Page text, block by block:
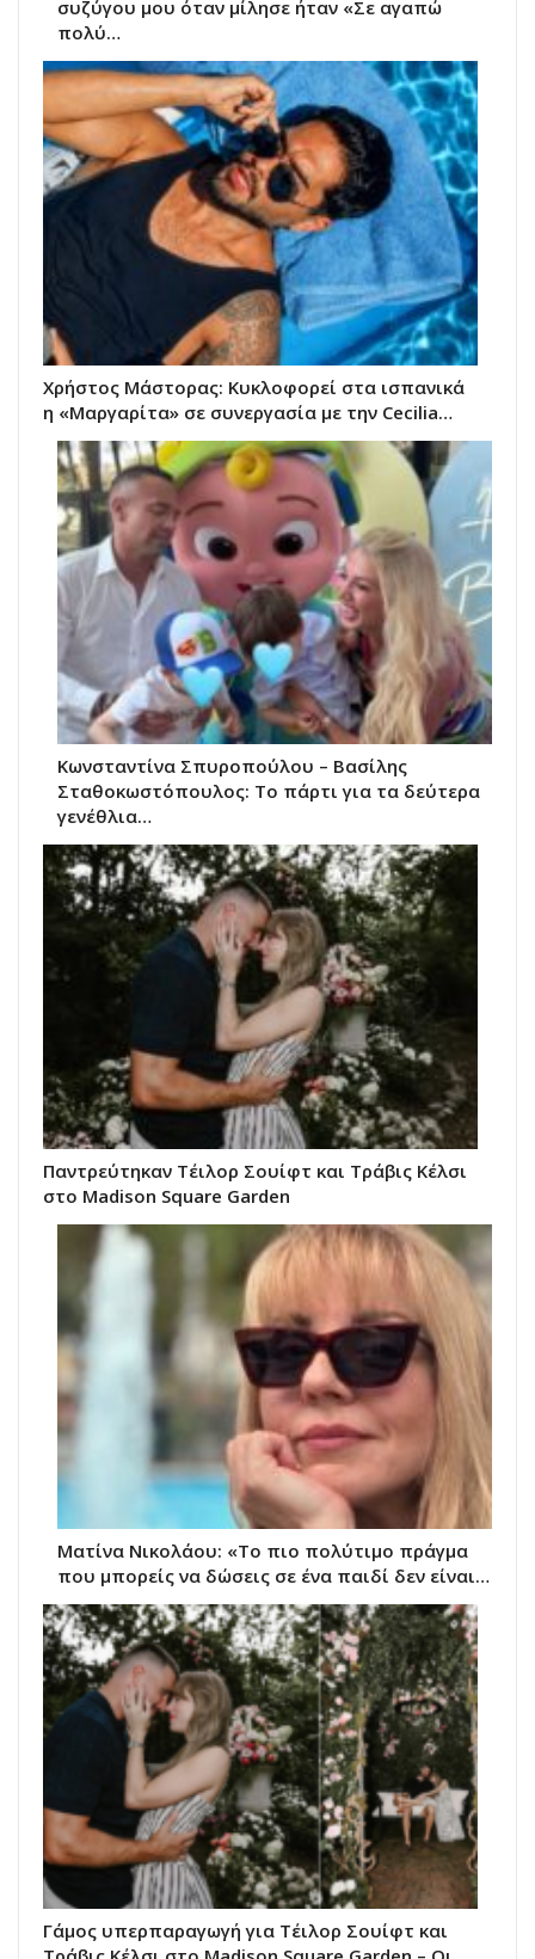
συζύγου μου όταν μίλησε ήταν «Σε αγαπώ
πολύ…
Χρήστος Μάστορας: Κυκλοφορεί στα ισπανικά
η «Μαργαρίτα» σε συνεργασία με την Cecilia…
Κωνσταντίνα Σπυροπούλου – Βασίλης
Σταθοκωστόπουλος: Το πάρτι για τα δεύτερα
γενέθλια…
Παντρεύτηκαν Τέιλορ Σουίφτ και Τράβις Κέλσι
στο Madison Square Garden
Ματίνα Νικολάου: «Το πιο πολύτιμο πράγμα
που μπορείς να δώσεις σε ένα παιδί δεν είναι…
Γάμος υπερπαραγωγή για Τέιλορ Σουίφτ και